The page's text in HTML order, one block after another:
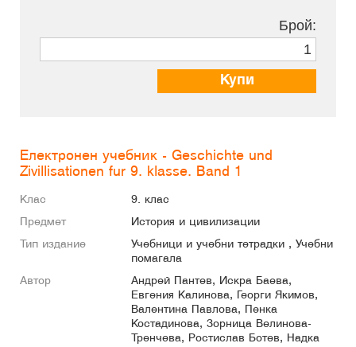
Брой:
Купи
Електронен учебник - Geschichte und
Zivillisationen fur 9. klasse. Band 1
Клас 9. клас
Предмет История и цивилизации
Тип издание
Учебници и учебни тетрадки , Учебни
помагала
Автор
Андрей Пантев, Искра Баева,
Евгения Калинова, Георги Якимов,
Валентина Павлова, Пенка
Костадинова, Зорница Велинова-
Тренчева, Ростислав Ботев, Надка